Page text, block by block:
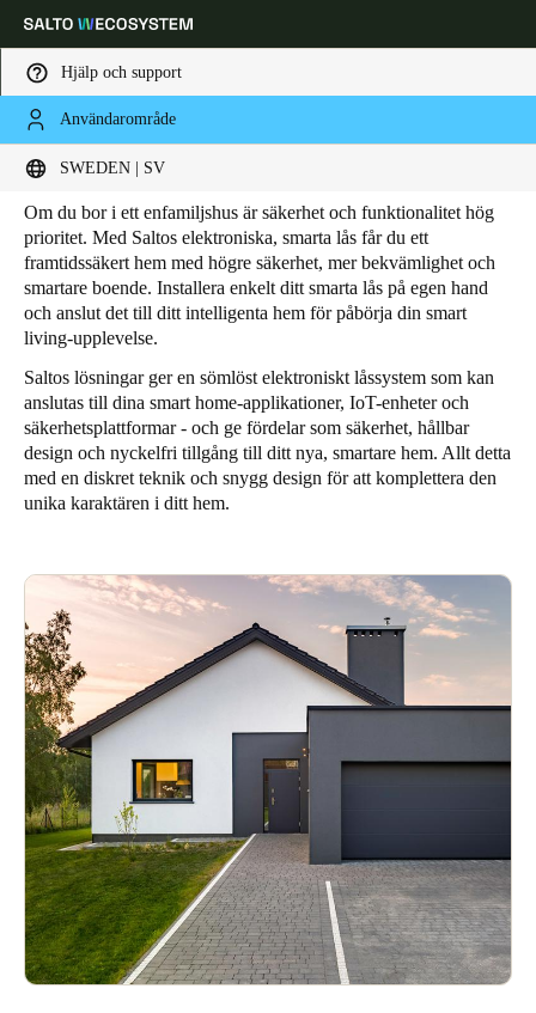
Hjälp och support
Användarområde
SWEDEN | SV
Ange plats och språkpreferens
Global Europe North America Caribbean -
Sweden |Svenska
Germany
Deutsch
Switzerland
DeutschFrançaisItaliano
Ireland
English
France
Français
Netherlands
NederlandsEnglish
Belgium
FrançaisNederlandsEnglish
HOME SEGMENT
Villor
Om du bor i ett enfamiljshus är säkerhet och funktionalitet hög
prioritet. Med Saltos elektroniska, smarta lås får du ett
framtidssäkert hem med högre säkerhet, mer bekvämlighet och
smartare boende. Installera enkelt ditt smarta lås på egen hand
och anslut det till ditt intelligenta hem för påbörja din smart
living-upplevelse.
Saltos lösningar ger en sömlöst elektroniskt låssystem som kan
anslutas till dina smart home-applikationer, IoT-enheter och
säkerhetsplattformar - och ge fördelar som säkerhet, hållbar
design och nyckelfri tillgång till ditt nya, smartare hem. Allt detta
med en diskret teknik och snygg design för att komplettera den
unika karaktären i ditt hem.